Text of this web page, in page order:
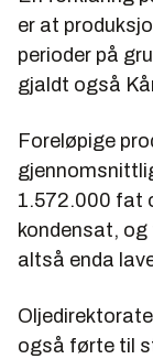
er at
perioder på
gjaldt også
Foreløpige
1.572.000 fat
kondensat,
altså enda
også førte til